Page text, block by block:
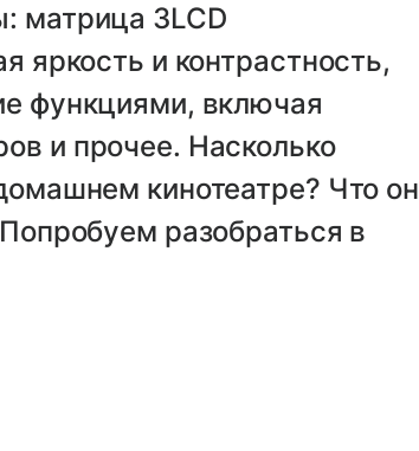
матрица 3LCD
яркость и контрастность,
функциями, включая
и прочее. Насколько
кинотеатре? Что он
разобраться в